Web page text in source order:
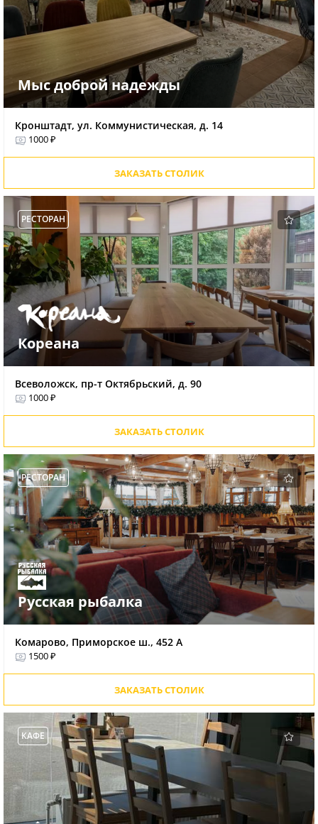
Мыс доброй надежды
Кронштадт, ул. Коммунистическая, д. 14
1000 ₽
ЗАКАЗАТЬ СТОЛИК
РЕСТОРАН
Кореана
Всеволожск, пр-т Октябрьский, д. 90
1000 ₽
ЗАКАЗАТЬ СТОЛИК
РЕСТОРАН
Русская рыбалка
Комарово, Приморское ш., 452 А
1500 ₽
ЗАКАЗАТЬ СТОЛИК
КАФЕ